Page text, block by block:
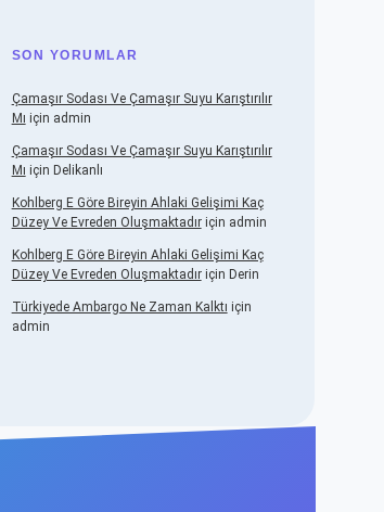
SON YORUMLAR
Çamaşır Sodası Ve Çamaşır Suyu Karıştırılır
Mı için admin
Çamaşır Sodası Ve Çamaşır Suyu Karıştırılır
Mı için Delikanlı
Kohlberg E Göre Bireyin Ahlaki Gelişimi Kaç
Düzey Ve Evreden Oluşmaktadıriçin admin
Kohlberg E Göre Bireyin Ahlaki Gelişimi Kaç
Düzey Ve Evreden Oluşmaktadıriçin Derin
Türkiyede Ambargo Ne Zaman Kalktı için
admin